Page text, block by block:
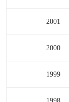
2001
2000
1999